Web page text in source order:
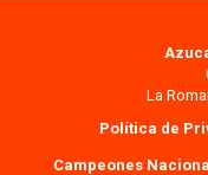
La
Política de
Campeones